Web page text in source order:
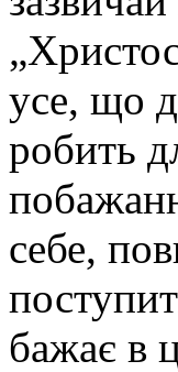
усе, що
робить
себе,
бажає в